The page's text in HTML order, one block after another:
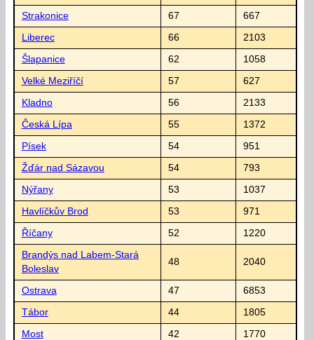
Strakonice 67 667
Liberec 66 2103
Šlapanice 62 1058
Velké Meziříčí 57 627
Kladno 56 2133
Česká Lípa 55 1372
Písek 54 951
Žďár nad Sázavou 54 793
Nýřany 53 1037
Havlíčkův Brod 53 971
Říčany 52 1220
Brandýs nad Labem-Stará
Boleslav
48 2040
Ostrava 47 6853
Tábor 44 1805
Most 42 1770